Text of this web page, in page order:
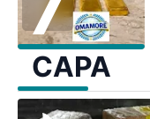
CAPA